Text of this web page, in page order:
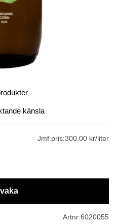
känsla
Jmf.pris:300.00 kr/liter
Artnr:6020055